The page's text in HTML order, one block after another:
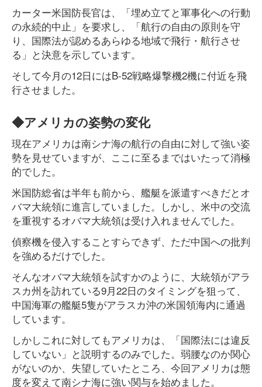
カーター米国防長官は、「埋め立てと軍事化への行動
の永続的中止」を要求し、「航行の自由の原則を守
り、国際法が認めるあらゆる地域で飛行・航行させ
る」と決意を示しています。
そして今月の12日にはB-52戦略爆撃機2機に付近を飛
行させました。
◆アメリカの姿勢の変化
現在アメリカは南シナ海の航行の自由に対して強い姿
勢を見せていますが、ここに至るまではいたって消極
的でした。
米国防総省は半年も前から、艦艇を派遣すべきだとオ
バマ大統領に進言していました。しかし、米中の交流
を重視するオバマ大統領は受け入れませんでした。
偵察機を侵入することすらできず、ただ中国への批判
を強めるだけでした。
そんなオバマ大統領を試すかのように、大統領がアラ
スカ州を訪れている9月22日のタイミングを狙って、
中国海軍の艦艇5隻がアラスカ沖の米国領海内に通過
しています。
しかしこれに対してもアメリカは、「国際法には違反
していない」と説明するのみでした。弱腰なのか関心
がないのか、失望していたところ、今回アメリカは態
度を変えて南シナ海に強い関与を始めました。